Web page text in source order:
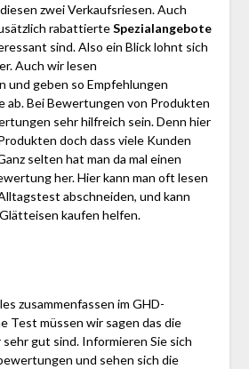
zwei Verkaufsriesen. Auch
rabattierteSpezialangebote
sind. Also ein Blick lohnt sich
Auch wir lesen
und geben so Empfehlungen
ab. Bei Bewertungen von Produkten
sehr hilfreich sein. Denn hier
doch dass viele Kunden
selten hat man da mal einen
her. Hier kann man oft lesen
abschneiden, und kann
kaufen helfen.
zusammenfassen im GHD-
Test müssen wir sagen das die
gut sind. Informieren Sie sich
und sehen sich die